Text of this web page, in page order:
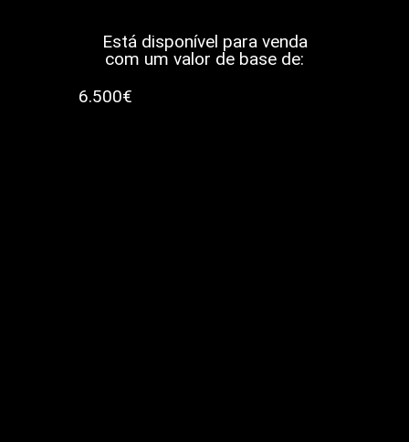
Está disponível para venda
com um valor de base de:
6.500€